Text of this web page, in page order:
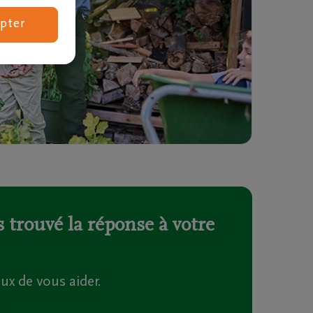
trouvé la réponse à votre
de vous aider.